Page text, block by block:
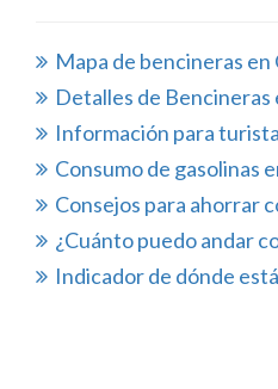
Mapa de bencineras en
Detalles de Bencineras
Información para
Consumo de gasolinas
Consejos para ahorrar
¿Cuánto puedo andar
Indicador de dónde